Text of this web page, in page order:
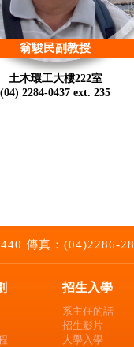
傳真：(04)2286-
招生入學
系主任的話
招生影片
大學入學